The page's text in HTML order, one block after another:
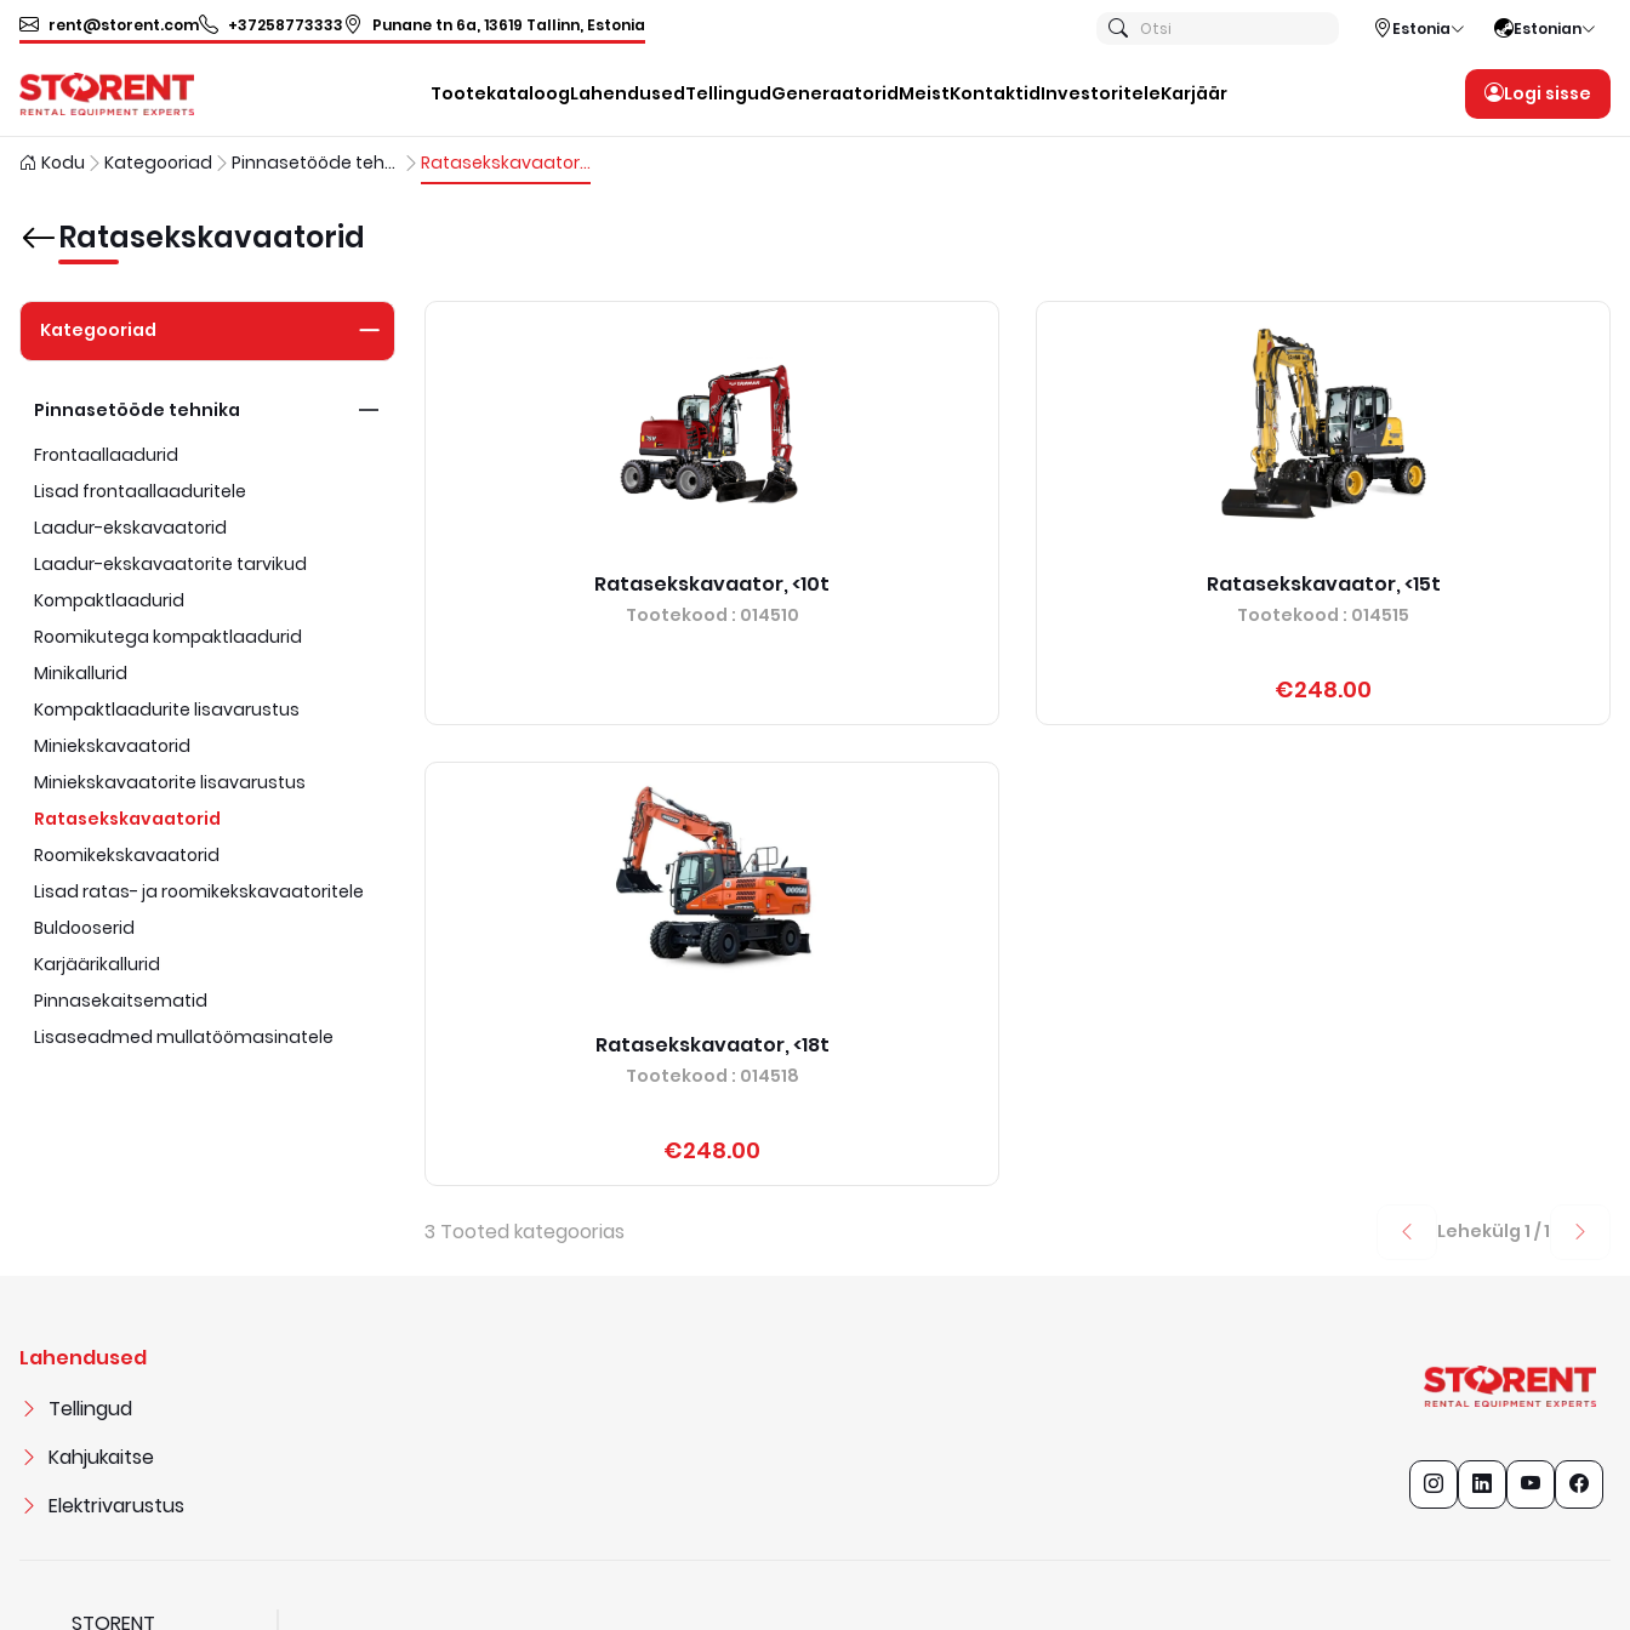
rent@storent.com +37258773333 Punane tn 6a, 13619 Tallinn, Estonia Otsi Estonia Estonian
TootekataloogLahendusedTellingudGeneraatoridMeistKontaktidInvestoriteleKarjäär Logi sisse
Kodu Kategooriad Pinnasetööde tehnika Ratasekskavaatorid
Ratasekskavaatorid
Kategooriad
Pinnasetööde tehnika
Frontaallaadurid
Lisad frontaallaaduritele
Laadur-ekskavaatorid
Laadur-ekskavaatorite tarvikud
Kompaktlaadurid
Roomikutega kompaktlaadurid
Minikallurid
Kompaktlaadurite lisavarustus
Miniekskavaatorid
Miniekskavaatorite lisavarustus
Ratasekskavaatorid
Roomikekskavaatorid
Lisad ratas- ja roomikekskavaatoritele
Buldooserid
Karjäärikallurid
Pinnasekaitsematid
Lisaseadmed mullatöömasinatele
Ratasekskavaator, <10t
Tootekood : 014510
Ratasekskavaator, <15t
Tootekood : 014515
€248.00
Ratasekskavaator, <18t
Tootekood : 014518
€248.00
3 Tooted kategoorias Lehekülg 1 /1
Lahendused
Tellingud
Kahjukaitse
Elektrivarustus
STORENT